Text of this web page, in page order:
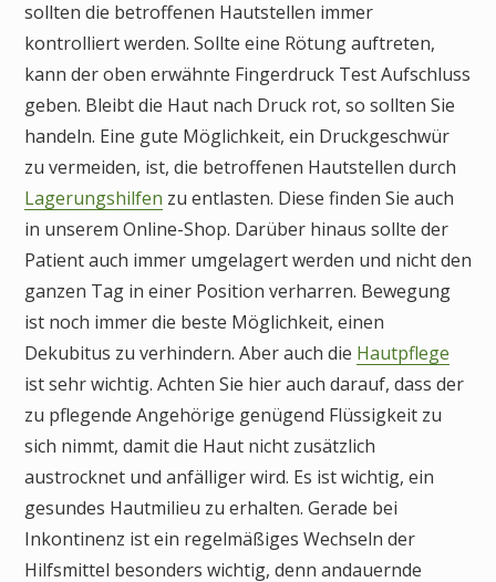
sollten die betroffenen Hautstellen immer
kontrolliert werden. Sollte eine Rötung auftreten,
kann der oben erwähnte Fingerdruck Test Aufschluss
geben. Bleibt die Haut nach Druck rot, so sollten Sie
handeln. Eine gute Möglichkeit, ein Druckgeschwür
zu vermeiden, ist, die betroffenen Hautstellen durch
Lagerungshilfen zu entlasten. Diese finden Sie auch
in unserem Online-Shop. Darüber hinaus sollte der
Patient auch immer umgelagert werden und nicht den
ganzen Tag in einer Position verharren. Bewegung
ist noch immer die beste Möglichkeit, einen
Dekubitus zu verhindern. Aber auch die Hautpflege
ist sehr wichtig. Achten Sie hier auch darauf, dass der
zu pflegende Angehörige genügend Flüssigkeit zu
sich nimmt, damit die Haut nicht zusätzlich
austrocknet und anfälliger wird. Es ist wichtig, ein
gesundes Hautmilieu zu erhalten. Gerade bei
Inkontinenz ist ein regelmäßiges Wechseln der
Hilfsmittel besonders wichtig, denn andauernde